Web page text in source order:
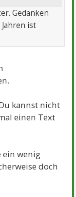
Gedanken
ist
kannst nicht
einen Text
ein wenig
doch